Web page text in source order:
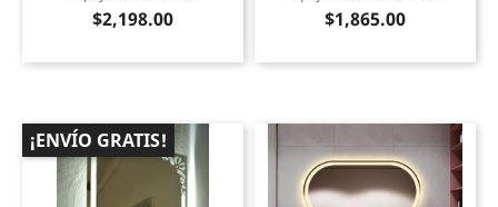
$2,198.00 $1,865.00
¡ENVÍO GRATIS!